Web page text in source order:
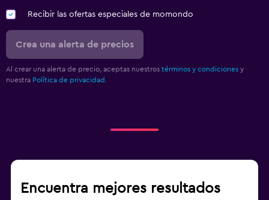
Recibir las ofertas especiales de momondo
Crea una alerta de precios
Al crear una alerta de precio, aceptas nuestros términos y condiciones y
nuestra Política de privacidad.
Encuentra mejores resultados